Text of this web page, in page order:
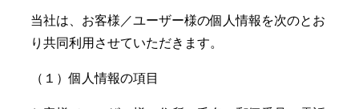
当社は、お客様／ユーザー様の個人情報を次のとお
り共同利用させていただきます。
（１）個人情報の項目